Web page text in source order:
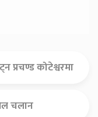
प्रचण्ड कोटेश्वरमा
चलान